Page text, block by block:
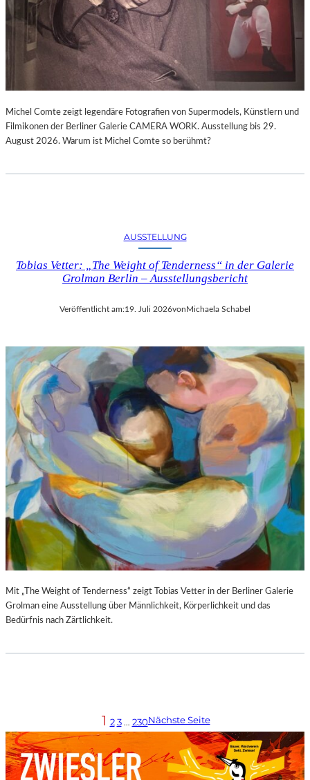
Michel Comte zeigt legendäre Fotografien von Supermodels, Künstlern und
Filmikonen der Berliner Galerie CAMERA WORK. Ausstellung bis 29.
August 2026. Warum ist Michel Comte so berühmt?
AUSSTELLUNG
Tobias Vetter: „The Weight of Tenderness“ in der Galerie
Grolman Berlin – Ausstellungsbericht
Veröffentlicht am:19. Juli 2026vonMichaela Schabel
Mit „The Weight of Tenderness“ zeigt Tobias Vetter in der Berliner Galerie
Grolman eine Ausstellung über Männlichkeit, Körperlichkeit und das
Bedürfnis nach Zärtlichkeit.
1 2 3 … 230Nächste Seite